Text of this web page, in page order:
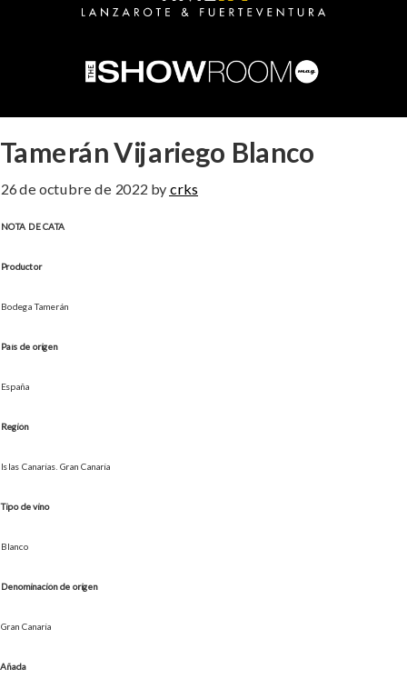
Tamerán Vijariego Blanco
26 de octubre de 2022 by crks
NOTA DE CATA
Productor
Bodega Tamerán
País de origen
España
Región
Islas Canarias. Gran Canaria
Tipo de vino
Blanco
Denominación de origen
Gran Canaria
Añada